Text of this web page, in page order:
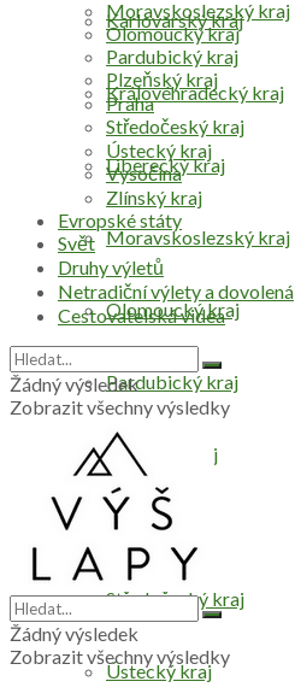
Karlovarský kraj
Královéhradecký kraj
Liberecký kraj
Moravskoslezský kraj
Olomoucký kraj
Pardubický kraj
Plzeňský kraj
Praha
Středočeský kraj
Ústecký kraj
Moravskoslezský kraj
Olomoucký kraj
Pardubický kraj
Plzeňský kraj
Praha
Středočeský kraj
Ústecký kraj
Vysočina
Zlínský kraj
Evropské státy
Svět
Druhy výletů
Netradiční výlety a dovolená
Cestovatelská videa
Žádný výsledek
Zobrazit všechny výsledky
Žádný výsledek
Zobrazit všechny výsledky